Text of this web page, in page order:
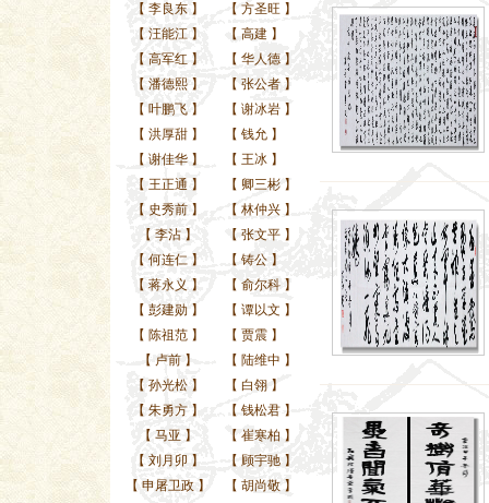
【 李良东】 【 方圣旺 】
【 汪能江】 【 高建 】
【 高军红 】 【 华人德 】
【 潘德熙】 【 张公者 】
【 叶鹏飞】 【 谢冰岩 】
【 洪厚甜】 【 钱允 】
【 谢佳华】 【 王冰 】
【 王正通 】 【 卿三彬 】
【 史秀前】 【 林仲兴 】
【 李沾】 【 张文平 】
【 何连仁】 【 铸公 】
【 蒋永义 】 【 俞尔科 】
【 彭建勋】 【 谭以文 】
【 陈祖范】 【 贾震 】
【 卢前】 【 陆维中 】
【 孙光松】 【 白翎 】
【 朱勇方】 【 钱松君 】
【 马亚 】 【 崔寒柏 】
【 刘月卯 】 【 顾宇驰 】
【 申屠卫政】 【 胡尚敬 】